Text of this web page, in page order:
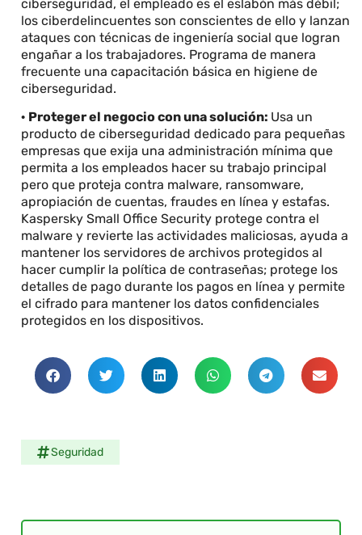
ciberseguridad, el empleado es el eslabón más débil;
los ciberdelincuentes son conscientes de ello y lanzan
ataques con técnicas de ingeniería social que logran
engañar a los trabajadores. Programa de manera
frecuente una capacitación básica en higiene de
ciberseguridad.
· Proteger el negocio con una solución: Usa un
producto de ciberseguridad dedicado para pequeñas
empresas que exija una administración mínima que
permita a los empleados hacer su trabajo principal
pero que proteja contra malware, ransomware,
apropiación de cuentas, fraudes en línea y estafas.
Kaspersky Small Office Security protege contra el
malware y revierte las actividades maliciosas, ayuda a
mantener los servidores de archivos protegidos al
hacer cumplir la política de contraseñas; protege los
detalles de pago durante los pagos en línea y permite
el cifrado para mantener los datos confidenciales
protegidos en los dispositivos.
Seguridad